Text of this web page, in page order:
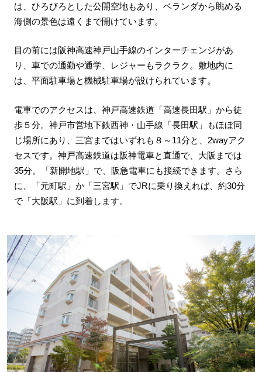
は、ひろびろとした公開空地もあり、ベランダから眺める
海側の景色は遠くまで開けています。
目の前には阪神高速神戸山手線のインターチェンジがあ
り、車での通勤や通学、レジャーもラクラク。敷地内に
は、平面駐車場と機械駐車場が設けられています。
電車でのアクセスは、神戸高速鉄道「高速長田駅」から徒
歩５分。神戸市営地下鉄西神・山手線「長田駅」もほぼ同
じ場所にあり、三宮まではいずれも８～11分と、2wayアク
セスです。神戸高速鉄道は阪神電車と直通で、大阪までは
35分。「新開地駅」で、阪急電車にも接続できます。さら
に、「元町駅」か「三宮駅」でJRに乗り換えれば、約30分
で「大阪駅」に到着します。